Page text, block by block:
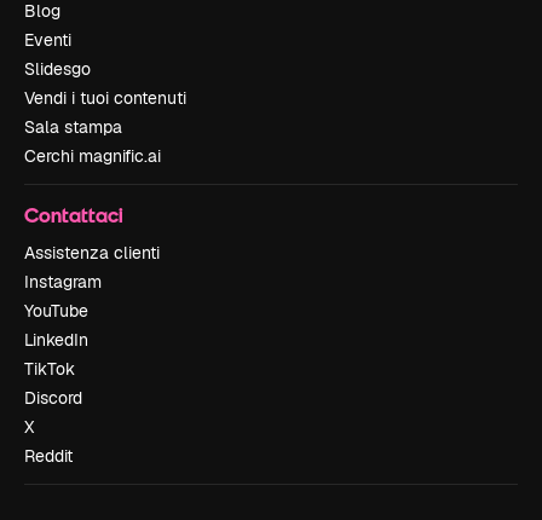
Blog
Eventi
Slidesgo
Vendi i tuoi contenuti
Sala stampa
Cerchi magnific.ai
Contattaci
Assistenza clienti
Instagram
YouTube
LinkedIn
TikTok
Discord
X
Reddit